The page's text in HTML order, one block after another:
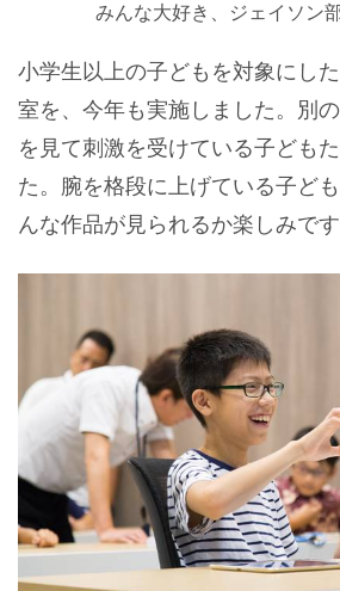
みんな大好き、ジェイソン
小学生以上の子どもを対象にし
室を、今年も実施しました。別
を見て刺激を受けている子ども
た。腕を格段に上げている子ど
んな作品が見られるか楽しみです